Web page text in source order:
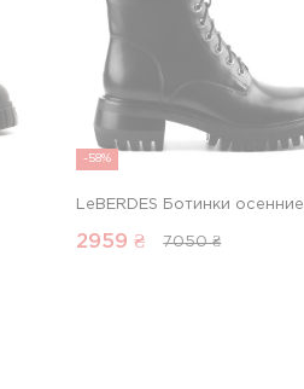
-58%
LeBERDES Ботинки осенние
2959 ₴ 7050 ₴